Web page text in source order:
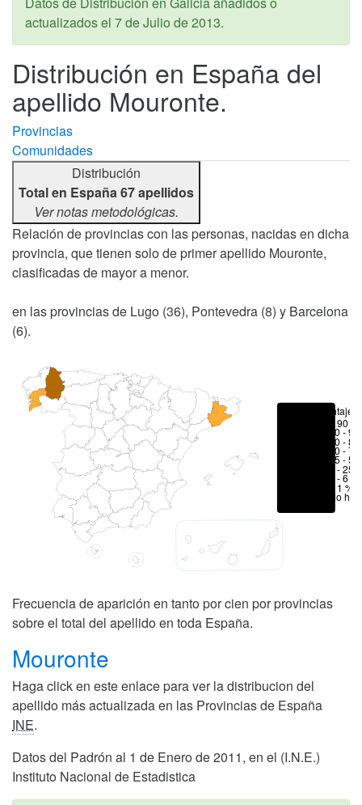
actualizados el 7 de Julio de 2013.
Distribución en España del
apellido Mouronte.
Provincias
Comunidades
Distribución
Total en España 67 apellidos
Ver notas metodológicas.
Relación de provincias con las personas, nacidas en dicha
provincia, que tienen solo de primer apellido Mouronte,
clasificadas de mayor a menor.
en las provincias de Lugo (36), Pontevedra (8) y Barcelona
(6).
Porcentajes
> 90 %
80 -
70 -
50 -
25 -
6 - 25
1 - 6 %
< 1 %
No hay
Frecuencia de aparición en tanto por cien por provincias
sobre el total del apellido en toda España.
Mouronte
Haga click en este enlace para ver la distribucion del
apellido más actualizada en las Provincias de España
INE.
Datos del Padrón al 1 de Enero de 2011, en el (I.N.E.)
Instituto Nacional de Estadistica